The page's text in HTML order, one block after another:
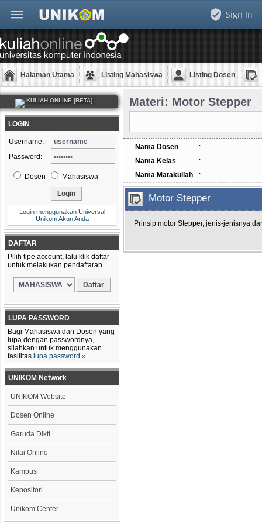
Sign In
Halaman Utama Listing Mahasiswa Listing Dosen
KULIAH ONLINE [BETA]
LOGIN
Username:
Password:
Dosen Mahasiswa
Login menggunakan Universal
Unikom Akun Anda
DAFTAR
Pilih tipe account, lalu klik daftar
untuk melakukan pendaftaran.
LUPA PASSWORD
Bagi Mahasiswa dan Dosen yang
lupa dengan passwordnya,
silahkan untuk menggunakan
fasilitas lupa password »
UNIKOM Network
UNIKOM Website
Dosen Online
Garuda Dikti
Nilai Online
Kampus
Kepositori
Unikom Center
Materi: Motor Stepper
Nama Dosen
:
Nama Kelas
:
Nama Matakuliah
:
Motor Stepper
Prinsip motor Stepper, jenis-jenisnya